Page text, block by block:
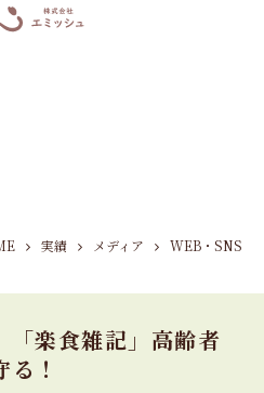
実績 メディア WEB・SNS
「楽食雑記」高齢者
！